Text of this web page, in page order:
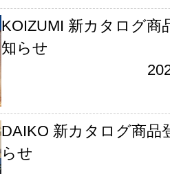
KOIZUMI 新カタログ商
知らせ
DAIKO 新カタログ商品
らせ